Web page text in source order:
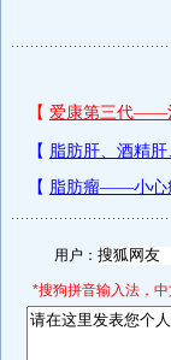
用户：
*搜狗拼音输入法，